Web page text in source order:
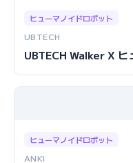
ヒューマノイドロボット
UBTECH
UBTECH Walker X ヒ
ヒューマノイドロボット
ANKI